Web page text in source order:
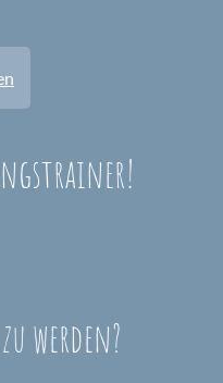
werden?